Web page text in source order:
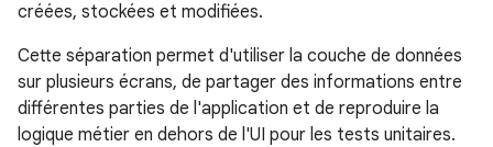
créées, stockées et modifiées.
Cette séparation permet d'utiliser la couche de données
sur plusieurs écrans, de partager des informations entre
différentes parties de l'application et de reproduire la
logique métier en dehors de l'UI pour les tests unitaires.